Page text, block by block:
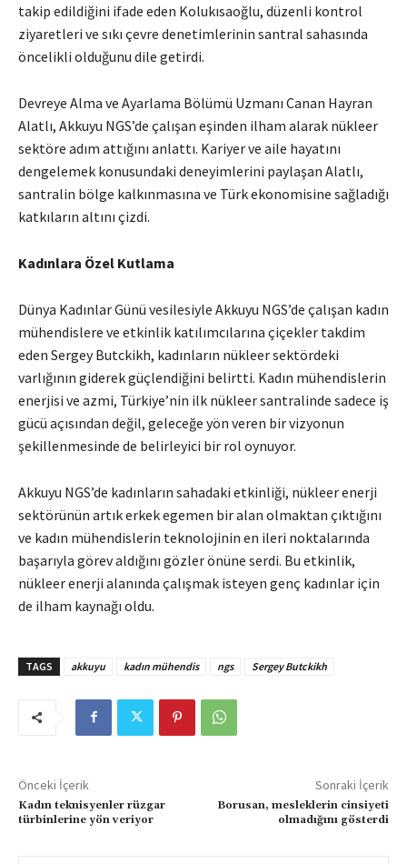
takip edildiğini ifade eden Kolukısaoğlu, düzenli kontrol
ziyaretleri ve sıkı çevre denetimlerinin santral sahasında
öncelikli olduğunu dile getirdi.
Devreye Alma ve Ayarlama Bölümü Uzmanı Canan Hayran
Alatlı, Akkuyu NGS’de çalışan eşinden ilham alarak nükleer
sektöre adım attığını anlattı. Kariyer ve aile hayatını
dengelemek konusundaki deneyimlerini paylaşan Alatlı,
santralin bölge kalkınmasına ve Türk ekonomisine sağladığı
katkıların altını çizdi.
Kadınlara Özel Kutlama
Dünya Kadınlar Günü vesilesiyle Akkuyu NGS’de çalışan kadın
mühendislere ve etkinlik katılımcılarına çiçekler takdim
eden Sergey Butckikh, kadınların nükleer sektördeki
varlığının giderek güçlendiğini belirtti. Kadın mühendislerin
enerjisi ve azmi, Türkiye’nin ilk nükleer santralinde sadece iş
gücü açısından değil, geleceğe yön veren bir vizyonun
şekillenmesinde de belirleyici bir rol oynuyor.
Akkuyu NGS’de kadınların sahadaki etkinliği, nükleer enerji
sektörünün artık erkek egemen bir alan olmaktan çıktığını
ve kadın mühendislerin teknolojinin en ileri noktalarında
başarıyla görev aldığını gözler önüne serdi. Bu etkinlik,
nükleer enerji alanında çalışmak isteyen genç kadınlar için
de ilham kaynağı oldu.
TAGS akkuyu kadın mühendis ngs Sergey Butckikh
Önceki İçerik
Kadın teknisyenler rüzgar
türbinlerine yön veriyor
Sonraki İçerik
Borusan, mesleklerin cinsiyeti
olmadığını gösterdi